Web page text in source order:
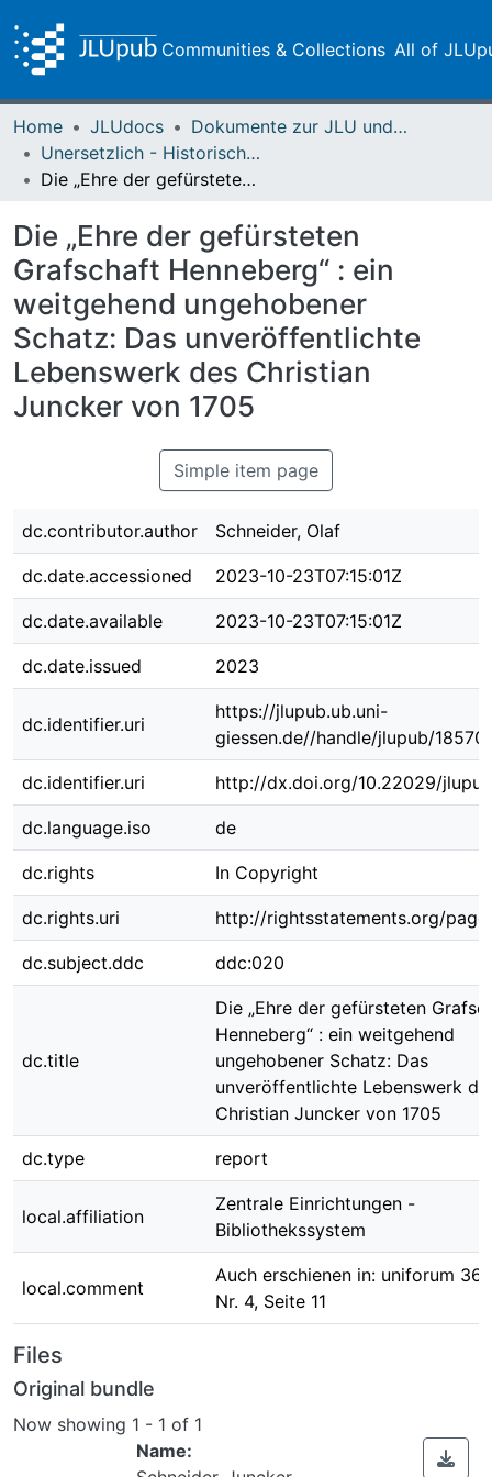
Communities & Collections All of
Home JLUdocs
Dokumente zur JLU und ihren Sammlungen
Unersetzlich - Historische Sammlungen der Universitätsbibliothek
Die „Ehre der gefürsteten Grafschaft Henneberg“ : ein weitgehend ungehobener Schatz: Das unveröffentlichte Lebenswerk des Christian Juncker von 1705
Die „Ehre der gefürsteten
Grafschaft Henneberg“ : ein
weitgehend ungehobener
Schatz: Das unveröffentlichte
Lebenswerk des Christian
Juncker von 1705
Simple item page
dc.contributor.author Schneider, Olaf
dc.date.accessioned 2023-10-23T07:15:01Z
dc.date.available 2023-10-23T07:15:01Z
dc.date.issued 2023
dc.identifier.uri
https://jlupub.ub.uni-
giessen.de//handle/jlupub/18570
dc.identifier.uri http://dx.doi.org/10.22029/
dc.language.iso de
dc.rights In Copyright
dc.rights.uri http://rightsstatements.org/
dc.subject.ddc ddc:020
dc.title
Die „Ehre der gefürsteten
Henneberg“ : ein weitgehend
ungehobener Schatz: Das
unveröffentlichte Lebenswerk
Christian Juncker von 1705
dc.type report
local.affiliation
Zentrale Einrichtungen -
Bibliothekssystem
local.comment
Auch erschienen in: uniforum 36
Nr. 4, Seite 11
Files
Original bundle
Now showing 1 - 1 of 1
Name: